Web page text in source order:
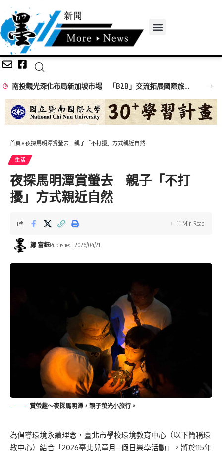
南投觀光深化布局新加坡市場 「B2B」交流拓展國際旅遊合作
首頁 » 夜探馬明潭賞螢去 親子「不打擾」方式親近自然
生活
夜探馬明潭賞螢去 親子「不打
擾」方式親近自然
鄭 富鈺Published: 2026/04/21
11 Min Read
賞螢趣～夜探馬明潭，親子螢光小旅行。
為倡導環境永續理念，臺北市學校環境教育中心（以下簡稱環
教中心）結合「2026臺北兒童月─假日樂學活動」，將於115年